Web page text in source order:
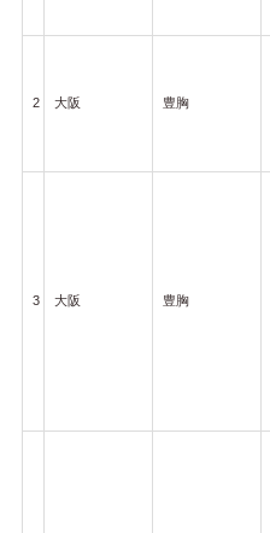
2 大阪 豊胸
3 大阪 豊胸